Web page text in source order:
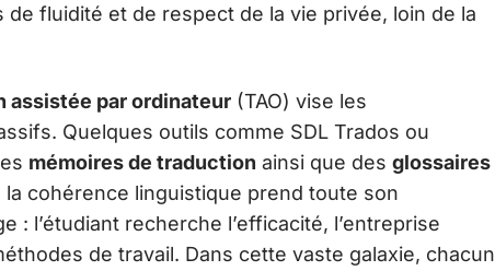
de fluidité et de respect de la vie privée, loin de la
assistée par ordinateur (TAO) vise les
Quelques outils comme SDL Trados ou
mémoires de traduction ainsi que des glossaires
cohérence linguistique prend toute son
: l’étudiant recherche l’efficacité, l’entreprise
de travail. Dans cette vaste galaxie, chacun